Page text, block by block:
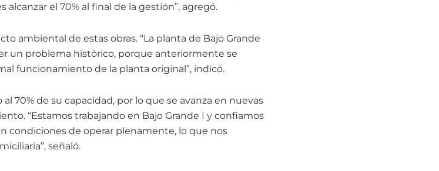
el 70% al final de la gestión”, agregó.
ambiental de estas obras. “La planta de Bajo Grande
un problema histórico, porque anteriormente se
funcionamiento de la planta original”, indicó.
70% de su capacidad, por lo que se avanza en nuevas
“Estamos trabajando en Bajo Grande I y confiamos
condiciones de operar plenamente, lo que nos
señaló.